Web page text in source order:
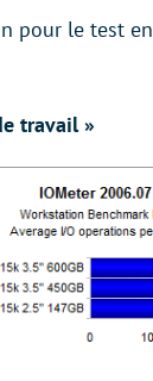
pour le test
travail »